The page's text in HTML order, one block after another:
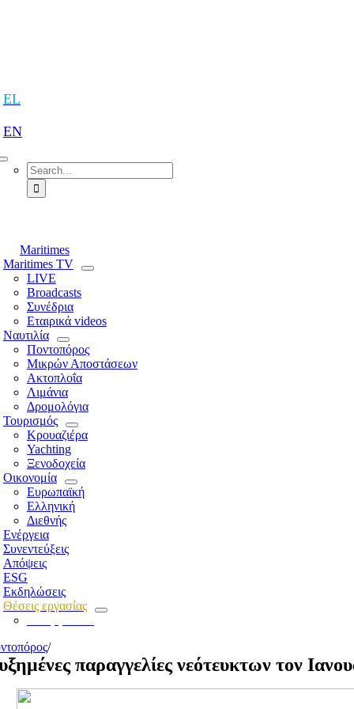
EL
EN
Search
for:
Maritimes
Maritimes TV
LIVE
Broadcasts
Συνέδρια
Εταιρικά videos
Ναυτιλία
Ποντοπόρος
Μικρών Αποστάσεων
Ακτοπλοΐα
Λιμάνια
Δρομολόγια
Τουρισμός
Κρουαζιέρα
Yachting
Ξενοδοχεία
Οικονομία
Ευρωπαϊκή
Ελληνική
Διεθνής
Ενέργεια
Συνεντεύξεις
Απόψεις
ESG
Εκδηλώσεις
Θέσεις εργασίας
/
παραγγελίες νεότευκτων τον